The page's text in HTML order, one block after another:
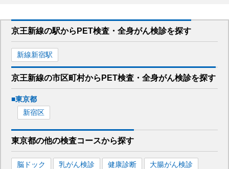
京王新線の駅から PET検査・全身がん検診を探す
新線新宿駅
京王新線の市区町村から PET検査・全身がん検診を探す
■東京都
新宿区
東京都の他の検査コースから探す
脳ドック 乳がん検診 健康診断
大腸がん検診